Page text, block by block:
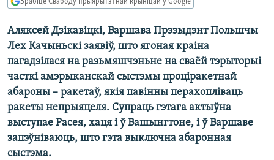
Перайсьці
пошуку
ВАЙНА
БЕЛАРУСЫ НА ВАЙНЕ
ПАЛІТВЯЗЬНІ
КУЛЬТУРА
КАЛЯНДАР
КНІГІ
АЎДЫЁКНІГІ
PREMIUM
МОВА
НА ХВАЛЯХ СВАБОДЫ
FACEBOOK
TWITTER
Усе сайты РС/РСЭ
Аляксей Дзікавіцкі, Варшава Прэзыдэнт Польшчы
Лех Качыньскі заявіў, што ягоная краіна
пагадзілася на разьмяшчэньне на сваёй тэрыторыі
часткі амэрыканскай сыстэмы проціракетнай
абароны – ракетаў, якія павінны перахопліваць
ракеты непрыяцеля. Супраць гэтага актыўна
выступае Расея, хаця і ў Вашынгтоне, і ў Варшаве
запэўніваюць, што гэта выключна абаронная
сыстэма.